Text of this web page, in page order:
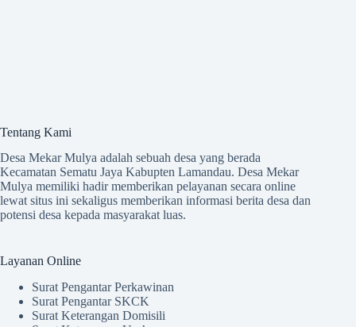
Tentang Kami
Desa Mekar Mulya adalah sebuah desa yang berada
Kecamatan Sematu Jaya Kabupten Lamandau. Desa Mekar
Mulya memiliki hadir memberikan pelayanan secara online
lewat situs ini sekaligus memberikan informasi berita desa dan
potensi desa kepada masyarakat luas.
Layanan Online
Surat Pengantar Perkawinan
Surat Pengantar SKCK
Surat Keterangan Domisili